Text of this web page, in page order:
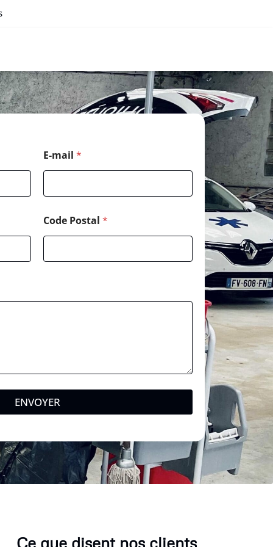
E-mail *
Code Postal *
ENVOYER
Ce que disent nos clients